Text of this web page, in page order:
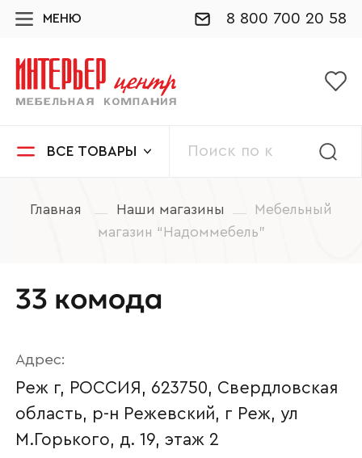
МЕНЮ 8 800 700 20 58
ВСЕ ТОВАРЫ
Главная Наши магазины
Мебельный
магазин “Надоммебель”
33 комода
Адрес:
Реж г, РОССИЯ, 623750, Свердловская
область, р-н Режевский, г Реж, ул
М.Горького, д. 19, этаж 2